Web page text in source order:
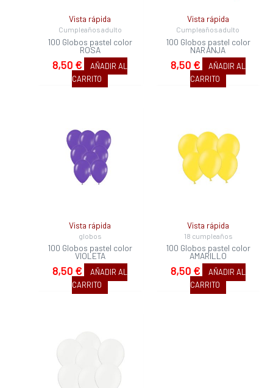
Vista rápida
Cumpleaños adulto
100 Globos pastel color
ROSA
8,50 €
AÑADIR AL
CARRITO
Vista rápida
Cumpleaños adulto
100 Globos pastel color
NARANJA
8,50 €
AÑADIR AL
CARRITO
Vista rápida
globos
100 Globos pastel color
VIOLETA
8,50 €
AÑADIR AL
CARRITO
Vista rápida
18 cumpleaños
100 Globos pastel color
AMARILLO
8,50 €
AÑADIR AL
CARRITO